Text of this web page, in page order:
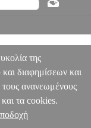
BERKLEE PRESS
της
διαφημίσεων και
τους ανανεωμένους
τα cookies.